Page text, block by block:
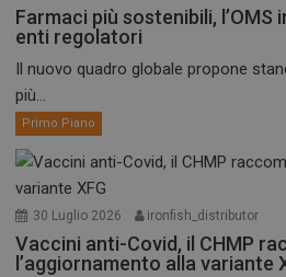
Farmaci più sostenibili, l’OMS
enti regolatori
Il nuovo quadro globale propone
più...
Primo Piano
30 Luglio 2026 ironfish_distributor
Vaccini anti-Covid, il CHMP
l’aggiornamento alla variante